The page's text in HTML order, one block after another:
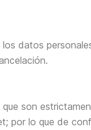
datos
son
por lo que de